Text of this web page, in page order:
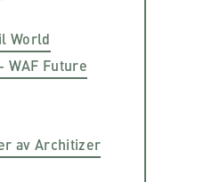
World
WAF Future
av Architizer